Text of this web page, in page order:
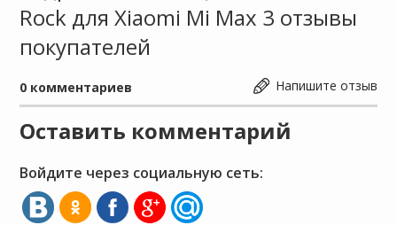
Rock для Xiaomi Mi Max 3 отзывы
покупателей
Напишите отзыв
0 комментариев
Оставить комментарий
Войдите через социальную сеть: